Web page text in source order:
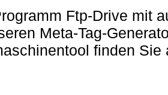
Ftp-Drive mit
Meta-Tag-
finden